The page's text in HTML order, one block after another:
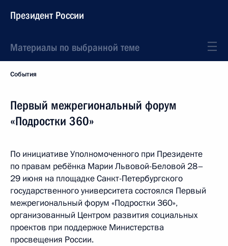
Президент России
Материалы по выбранной теме
События
Первый межрегиональный форум
«Подростки 360»
По инициативе Уполномоченного при Президенте
по правам ребёнка Марии Львовой-Беловой 28–
29 июня на площадке Санкт-Петербургского
государственного университета состоялся Первый
межрегиональный форум «Подростки 360»,
организованный Центром развития социальных
проектов при поддержке Министерства
просвещения России.